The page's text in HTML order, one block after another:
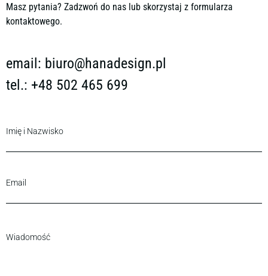
Masz pytania? Zadzwoń do nas lub skorzystaj z formularza
kontaktowego.
email: biuro@hanadesign.pl
tel.: +48 502 465 699